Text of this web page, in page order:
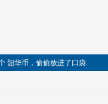
韶华币，偷偷放进了口袋.